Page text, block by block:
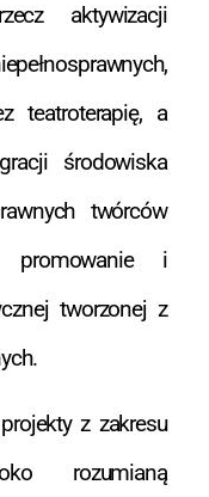
aktywizacji
teatroterapię, a
środowiska
twórców
promowanie i
tworzonej z
z zakresu
rozumianą